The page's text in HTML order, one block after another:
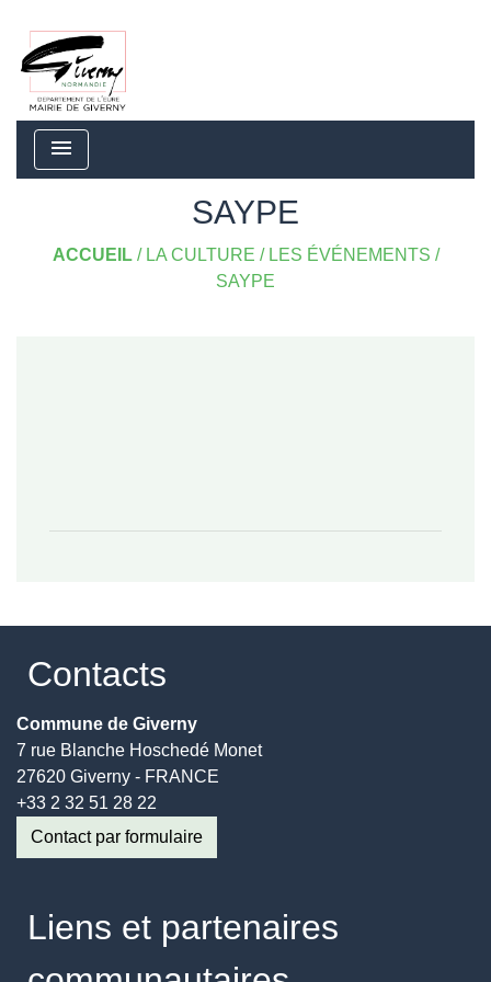
menu
SAYPE
ACCUEIL/ LA CULTURE / LES ÉVÉNEMENTS /
SAYPE
Contacts
Commune de Giverny
7 rue Blanche Hoschedé Monet
27620 Giverny - FRANCE
+33 2 32 51 28 22
Contact par formulaire
Liens et partenaires